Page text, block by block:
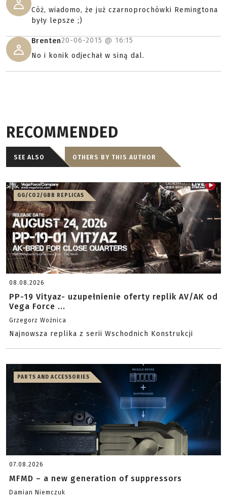
Cóż, wiadomo, że już czarnoprochówki Remingtona
były lepsze ;)
Brenten20-06-2015 @ 16:15
No i konik odjechał w siną dal.
RECOMMENDED
SEE ALSO OTHERS BY THIS AUTHOR
GG/CO2/GBB REPLICAS
08.08.2026
PP-19 Vityaz- uzupełnienie oferty replik AV/AK od
Vega Force ...
Grzegorz Woźnica
Najnowsza replika z serii Wschodnich Konstrukcji
PARTS AND ACCESSORIES
07.08.2026
MFMD – a new generation of suppressors
Damian Niemczuk